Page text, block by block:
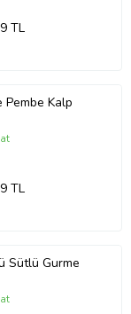
TL
Pembe Kalp
TL
Sütlü Gurme